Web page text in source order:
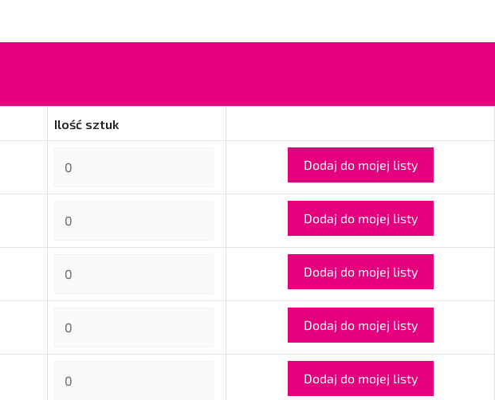
Ilość sztuk
Dodaj do mojej listy
Dodaj do mojej listy
Dodaj do mojej listy
Dodaj do mojej listy
Dodaj do mojej listy